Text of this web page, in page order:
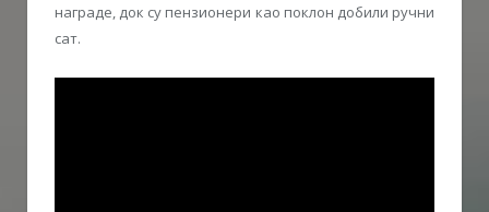
награде, док су пензионери као поклон добили ручни
сат.